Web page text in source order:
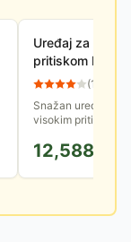
Uređaj za
pritiskom
(10
Snažan uređaj za
visokim pritiskom.
staza, terasa,
12,588